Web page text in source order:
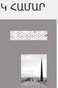
ՀԱՄԱՐ